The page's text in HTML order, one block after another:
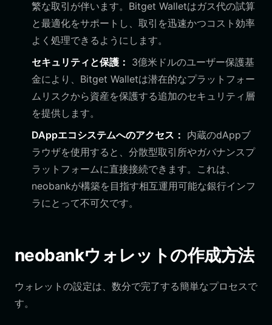
繁な取引が伴います。Bitget Walletはガス代の試算
と最適化をサポートし、取引を迅速かつコスト効率
よく処理できるようにします。
セキュリティと保護： 3億米ドルのユーザー保護基
金により、Bitget Walletは潜在的なプラットフォー
ムリスクから資産を保護する追加のセキュリティ層
を提供します。
DAppエコシステムへのアクセス： 内蔵のdAppブ
ラウザを使用すると、分散型取引所やガバナンスプ
ラットフォームに直接接続できます。これは、
neobankが構築を目指す相互運用可能な銀行インフ
ラにとって不可欠です。
neobankウォレットの作成方法
ウォレットの設定は、数分で完了する簡単なプロセスで
す。